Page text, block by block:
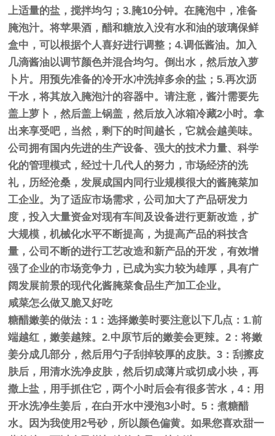
上适量的盐，搅拌均匀；3.腌10分钟。在腌泡中，准备
腌泡汁。将苹果酒，醋和糖放入没有水和油的玻璃保鲜
盒中，可以根据个人喜好进行调整；4.调低酱油。加入
几滴酱油以调节颜色并混合均匀。倒出水，然后放入萝
卜片。用预先准备的冷开水冲洗掉多余的盐；5.再次沥
干水，将其放入腌泡汁的容器中。请注意，酱汁需要先
盖上萝卜，然后盖上锅盖，然后放入冰箱冷藏2小时。拿
出来享受吧，当然，剩下的时间越长，它就会越美味。
公司拥有国内先进的生产设备、强大的技术力量、科学
化的管理模式，经过十几代人的努力，市场经济的洗
礼，历经沧桑，发展成国内同行业规模很大的酱腌菜加
工企业。为了适应市场需求，公司加大了产品研发力
度，投入大量资金对现有车间及设备进行更新改造，扩
大规模，机械化水平不断提高，为提高产品的科技含
量，公司不断的进行工艺改造和新产品的开发，有效增
强了企业的市场竞争力，已成为实力较为雄厚，具有广
阔发展前景的现代化酱腌菜食品生产加工企业。
咸菜怎么做又脆又好吃
糖醋嫩姜的做法：1：选择嫩姜时要注意以下几点：1.前
端越红，嫩姜越辣。2.中原节后的嫩姜会更辣。2：将嫩
姜分成几部分，然后用勺子刮掉较厚的皮肤。3：刮擦皮
肤后，用清水洗净皮肤，然后切成薄片或切成小块，再
撒上盐，用手抓住它，两个小时后会有很多苦水，4：用
开水洗净生姜后，在白开水中浸泡3小时。5：煮糖醋
水。因为我使用2号砂，所以颜色偏黄。如果您喜欢甜一